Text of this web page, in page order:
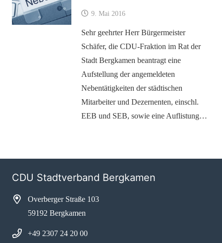
9. Mai 2016
Sehr geehrter Herr Bürgermeister
Schäfer, die CDU-Fraktion im Rat der
Stadt Bergkamen beantragt eine
Aufstellung der angemeldeten
Nebentätigkeiten der städtischen
Mitarbeiter und Dezernenten, einschl.
EEB und SEB, sowie eine Auflistung…
CDU Stadtverband Bergkamen
Overberger Straße 103
59192 Bergkamen
+49 2307 24 20 00